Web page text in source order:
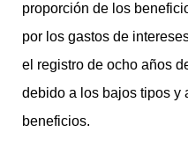
proporción de los
por los gastos de
el registro de ocho años
debido a los bajos tipos y
beneficios.